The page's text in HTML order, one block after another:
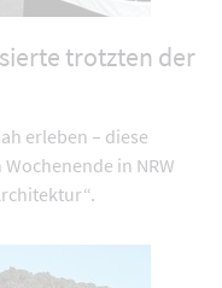
trotzten der
erleben – diese
in NRW